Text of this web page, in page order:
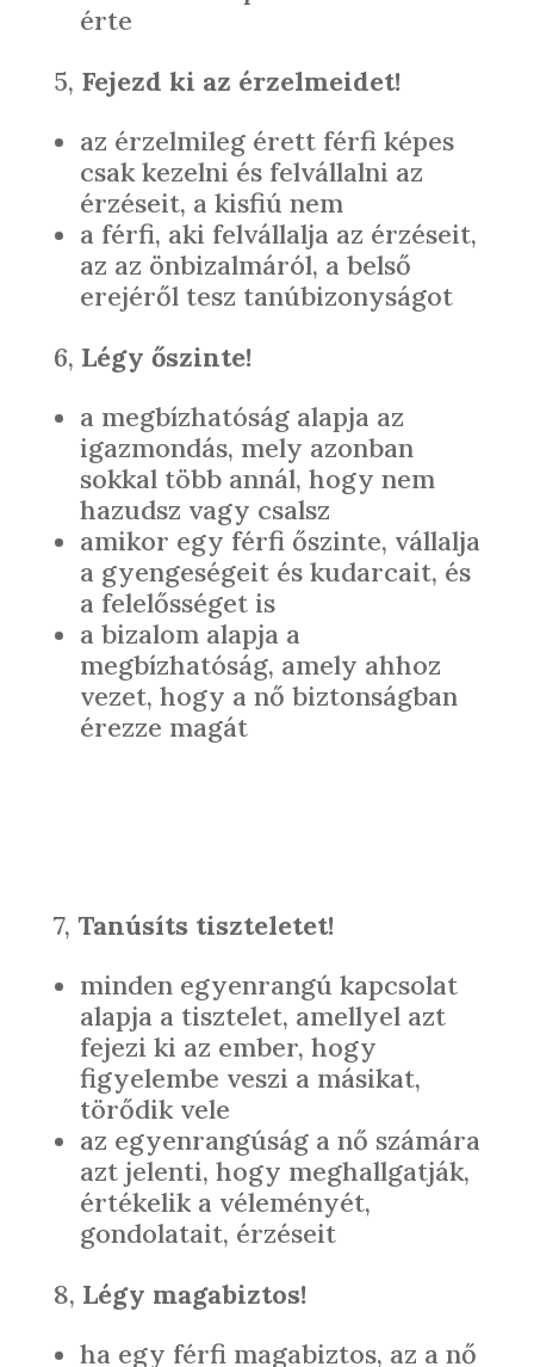
érte
5, Fejezd ki az érzelmeidet!
az érzelmileg érett férfi képes
csak kezelni és felvállalni az
érzéseit, a kisfiú nem
a férfi, aki felvállalja az érzéseit,
az az önbizalmáról, a belső
erejéről tesz tanúbizonyságot
6, Légy őszinte!
a megbízhatóság alapja az
igazmondás, mely azonban
sokkal több annál, hogy nem
hazudsz vagy csalsz
amikor egy férfi őszinte, vállalja
a gyengeségeit és kudarcait, és
a felelősséget is
a bizalom alapja a
megbízhatóság, amely ahhoz
vezet, hogy a nő biztonságban
érezze magát
7, Tanúsíts tiszteletet!
minden egyenrangú kapcsolat
alapja a tisztelet, amellyel azt
fejezi ki az ember, hogy
figyelembe veszi a másikat,
törődik vele
az egyenrangúság a nő számára
azt jelenti, hogy meghallgatják,
értékelik a véleményét,
gondolatait, érzéseit
8, Légy magabiztos!
ha egy férfi magabiztos, az a nő